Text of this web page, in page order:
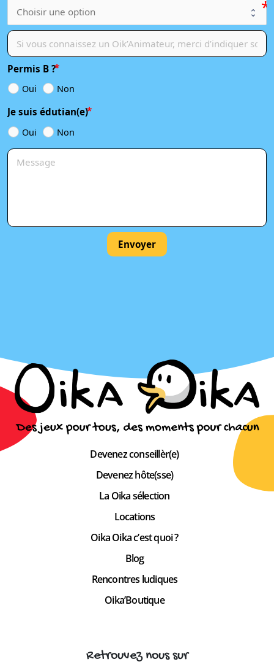
Permis B ?
Oui Non
Je suis édutian(e)
Oui Non
Envoyer
Devenez conseillèr(e)
Devenez hôte(sse)
La Oika sélection
Locations
Oika Oika c’est quoi ?
Blog
Rencontres ludiques
Oika’Boutique
Retrouvez nous sur